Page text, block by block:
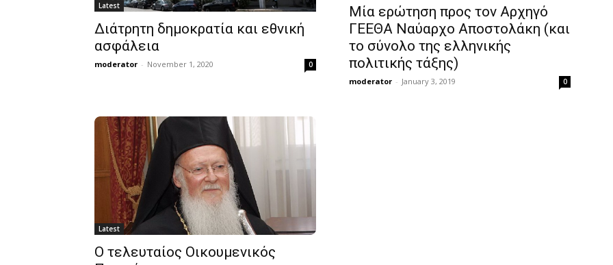
Latest
Διάτρητη δημοκρατία και εθνική
ασφάλεια
moderator - November 1, 2020 0
Μία ερώτηση προς τον Αρχηγό
ΓΕΕΘΑ Ναύαρχο Αποστολάκη (και
το σύνολο της ελληνικής
πολιτικής τάξης)
moderator - January 3, 2019 0
Latest
Ο τελευταίος Οικουμενικός